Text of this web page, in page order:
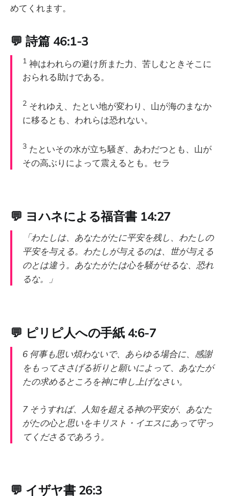
めてくれます。
💬詩篇 46:1-3
1 神はわれらの避け所また力、苦しむときそこに
おられる助けである。
2 それゆえ、たとい地が変わり、山が海のまなか
に移るとも、われらは恐れない。
3 たといその水が立ち騒ぎ、あわだつとも、山が
その高ぶりによって震えるとも。セラ
💬 ヨハネによる福音書 14:27
「わたしは、あなたがたに平安を残し、わたしの
平安を与える。わたしが与えるのは、世が与える
のとは違う。あなたがたは心を騒がせるな、恐れ
るな。」
💬 ピリピ人への手紙 4:6-7
6 何事も思い煩わないで、あらゆる場合に、感謝
をもってささげる祈りと願いによって、あなたが
たの求めるところを神に申し上げなさい。
7 そうすれば、人知を超える神の平安が、あなた
がたの心と思いをキリスト・イエスにあって守っ
てくださるであろう。
💬 イザヤ書 26:3